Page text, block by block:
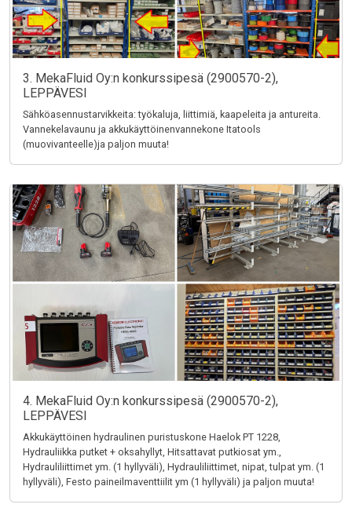
3. MekaFluid Oy:n konkurssipesä (2900570-2),
LEPPÄVESI
Sähköasennustarvikkeita: työkaluja, liittimiä, kaapeleita ja antureita.
Vannekelavaunu ja akkukäyttöinenvannekone Itatools
(muovivanteelle)ja paljon muuta!
4. MekaFluid Oy:n konkurssipesä (2900570-2),
LEPPÄVESI
Akkukäyttöinen hydraulinen puristuskone Haelok PT 1228,
Hydrauliikka putket + oksahyllyt, Hitsattavat putkiosat ym.,
Hydrauliliittimet ym. (1 hyllyväli), Hydrauliliittimet, nipat, tulpat ym. (1
hyllyväli), Festo paineilmaventtiilit ym (1 hyllyväli) ja paljon muuta!